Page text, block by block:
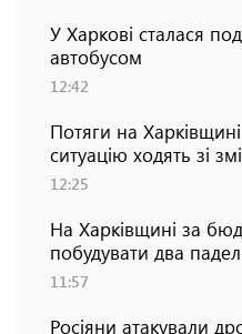
У Харкові сталася
автобусом
12:42
Потяги на
ситуацію ходять зі
12:25
На Харківщині за
побудувати два
11:57
Росіяни атакували